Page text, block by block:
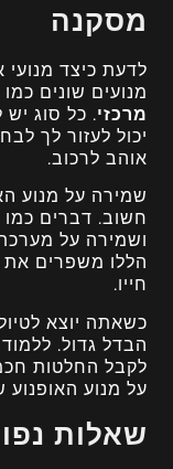
מסקנה
לדעת כיצד מנועי
מנועים שונים כמו
מרכזי. כל סוג יש
יכול לעזור לך
אוהב לרכוב.
שמירה על מנוע
חשוב. דברים
ושמירה על
הללו משפרים את
חייו.
כשאתה יוצא
הבדל גדול.
לקבל החלטות
על מנוע
שאלות